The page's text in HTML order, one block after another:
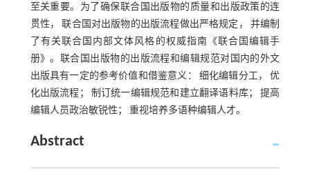
至关重要。为了确保联合国出版物的质量和出版政策的连
贯性， 联合国对出版物的出版流程做出严格规定， 并编制
了有关联合国内部文体风格的权威指南《联合国编辑手
册》。联合国出版物的出版流程和编辑规范对国内的外文
出版具有一定的参考价值和借鉴意义： 细化编辑分工， 优
化出版流程； 制订统一编辑规范和建立翻译语料库； 提高
编辑人员政治敏锐性； 重视培养多语种编辑人才。
Abstract